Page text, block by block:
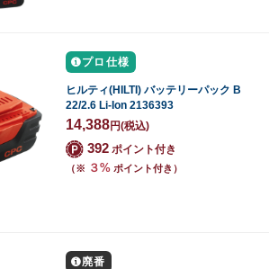
プロ仕様
ヒルティ(HILTI) バッテリーパック B
22/2.6 Li-Ion 2136393
14,388円(税込)
392 ポイント付き
（※ ３% ポイント付き）
廃番